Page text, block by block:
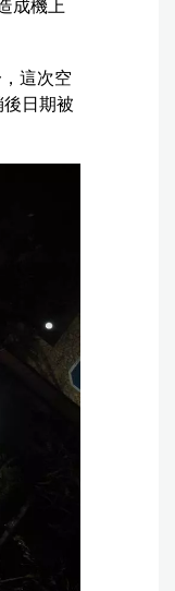
成機上
這次空
日期被